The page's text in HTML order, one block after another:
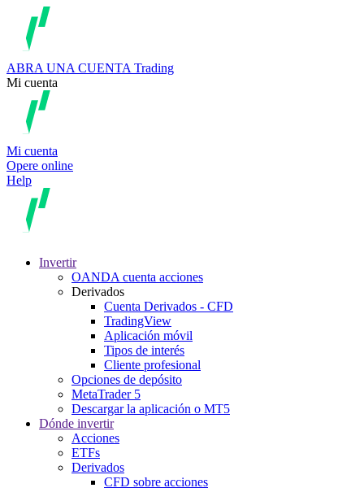
ABRA UNA CUENTA Trading
Mi cuenta
Mi cuenta
Opere online
Help
Invertir
OANDA cuenta acciones
Derivados
Cuenta Derivados - CFD
TradingView
Aplicación móvil
Tipos de interés
Cliente profesional
Opciones de depósito
MetaTrader 5
Descargar la aplicación o MT5
Dónde invertir
Acciones
ETFs
Derivados
CFD sobre acciones